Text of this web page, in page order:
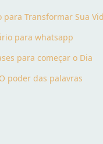
para Transformar Sua
para whatsapp
para começar o Dia
poder das palavras